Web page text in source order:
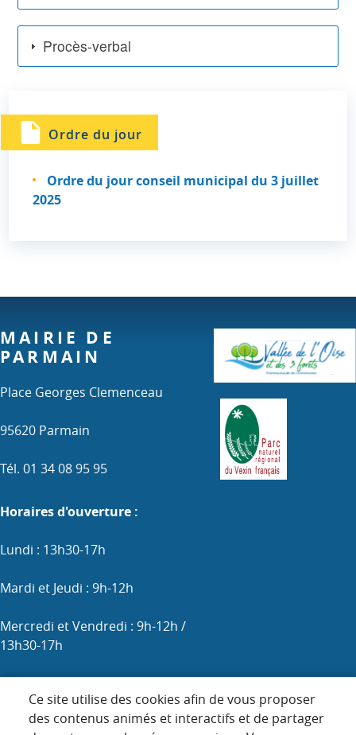
Procès-verbal
Ordre du jour
Ordre du jour conseil municipal du 3 juillet
2025
Ce site utilise des cookies afin de vous proposer
des contenus animés et interactifs et de partager
MAIRIE DE
PARMAIN
Place Georges Clemenceau
95620 Parmain
Tél. 01 34 08 95 95
Horaires d'ouverture :
Lundi : 13h30-17h
Mardi et Jeudi : 9h-12h
Mercredi et Vendredi : 9h-12h /
13h30-17h